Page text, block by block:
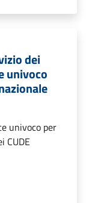
dei
univoco
univoco per
CUDE